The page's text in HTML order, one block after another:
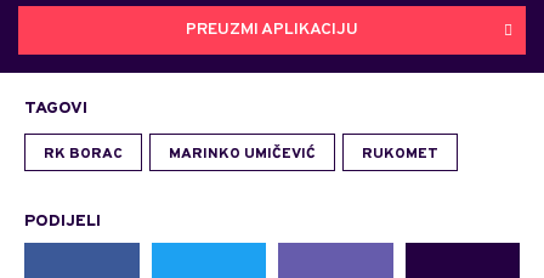
PREUZMI APLIKACIJU
TAGOVI
RK BORAC MARINKO UMIČEVIĆ RUKOMET
PODIJELI